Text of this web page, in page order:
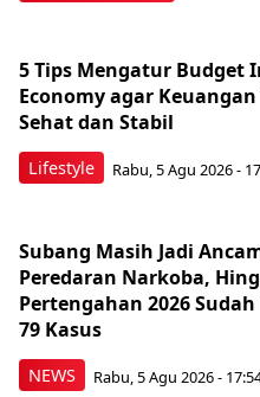
Lifestyle
5 Tips Mengatur Budget
Economy agar Keuangan
Sehat dan Stabil
Rabu, 5 Agu 2026 -
NEWS
Subang Masih Jadi
Peredaran Narkoba,
Pertengahan 2026
79 Kasus
Rabu, 5 Agu 2026 -